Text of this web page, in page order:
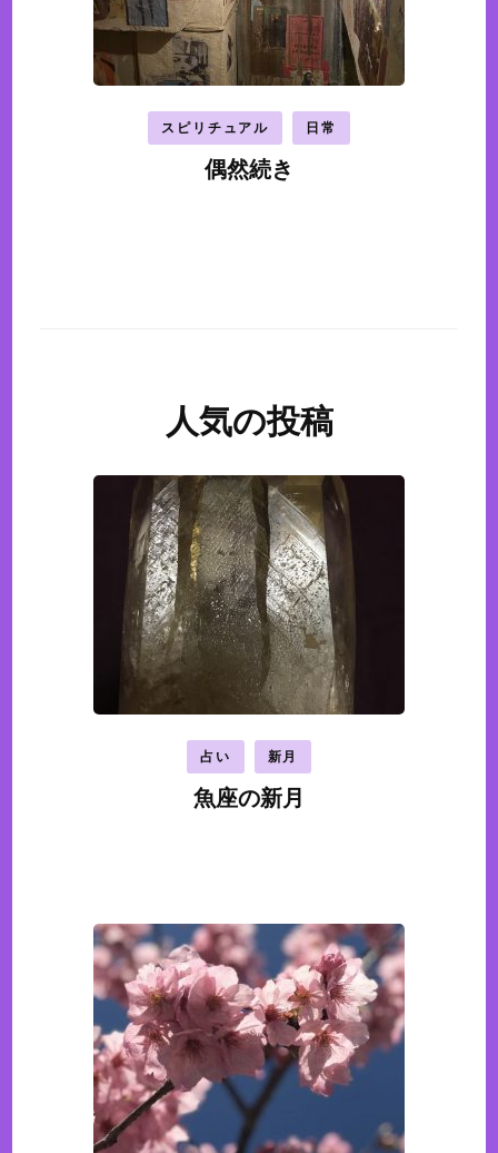
スピリチュアル 日常
偶然続き
人気の投稿
占い 新月
魚座の新月